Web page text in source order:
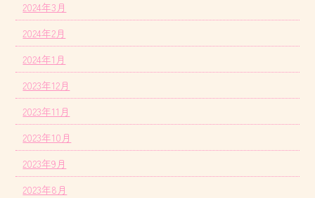
2024年3月
2024年2月
2024年1月
2023年12月
2023年11月
2023年10月
2023年9月
2023年8月